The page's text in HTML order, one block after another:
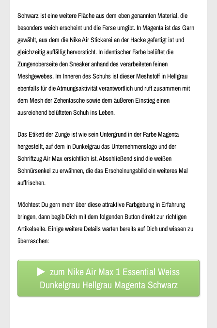
Schwarz ist eine weitere Fläche aus dem eben genannten Material, die
besonders weich erscheint und die Ferse umgibt. In Magenta ist das Garn
gewählt, aus dem die Nike Air Stickerei an der Hacke gefertigt ist und
gleichzeitig auffällig hervorsticht. In identischer Farbe belüftet die
Zungenoberseite den Sneaker anhand des verarbeiteten feinen
Meshgewebes. Im Inneren des Schuhs ist dieser Meshstoff in Hellgrau
ebenfalls für die Atmungsaktivität verantwortlich und ruft zusammen mit
dem Mesh der Zehentasche sowie dem äußeren Einstieg einen
ausreichend belüfteten Schuh ins Leben.
Das Etikett der Zunge ist wie sein Untergrund in der Farbe Magenta
hergestellt, auf dem in Dunkelgrau das Unternehmenslogo und der
Schriftzug Air Max ersichtlich ist. Abschließend sind die weißen
Schnürsenkel zu erwähnen, die das Erscheinungsbild ein weiteres Mal
auffrischen.
Möchtest Du gern mehr über diese attraktive Farbgebung in Erfahrung
bringen, dann begib Dich mit dem folgenden Button direkt zur richtigen
Artikelseite. Einige weitere Details warten bereits auf Dich und wissen zu
überraschen:
zum Nike Air Max 1 Essential Weiss
Dunkelgrau Hellgrau Magenta Schwarz